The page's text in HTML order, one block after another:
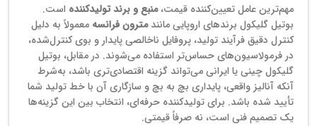
مهم‌ترین عامل تعیین‌کننده قیمت،منبع و برند تولیدکننده است.
بوتیل گلیکول برندهای اروپایی مانندمترون فرانسه معمولاً به دلیل
کنترل دقیق فرآیند تولید، پروفایل ناخالصی پایدار و بوی کنترل‌شده،
در فرمولاسیون‌های حساس‌تر استفاده می‌شوند. در مقابل، بوتیل
گلیکول چینی یا ایرانی می‌تواند گزینه اقتصادی‌تری باشد، به‌شرط
آنکه آنالیز واقعی، پایداری بچ به بچ و سازگاری آن با خط تولید شما
تأیید شده باشد. برای تولیدکننده حرفه‌ای، انتخاب بین این گزینه‌ها
یک تصمیم فنی است، نه صرفاً قیمتی.